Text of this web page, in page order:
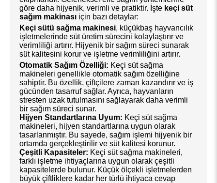
göre daha hijyenik, verimli ve pratiktir. İşte keçi süt
sağım makinası için bazı detaylar:
Keçi sütü sağma makinesi, küçükbaş hayvancılık
işletmelerinde süt üretim sürecini kolaylaştırır ve
verimliliği artırır. Hijyenik bir sağım süreci sunarak
süt kalitesini korur ve işletme verimliliğini artırır.
Otomatik Sağım Özelliği: Keçi süt sağma
makineleri genellikle otomatik sağım özelliğine
sahiptir. Bu özellik, çiftçilere zaman kazandırır ve iş
gücünden tasarruf sağlar. Ayrıca, hayvanların
stresten uzak tutulmasını sağlayarak daha verimli
bir sağım süreci sunar.
Hijyen Standartlarına Uyum: Keçi süt sağma
makineleri, hijyen standartlarına uygun olarak
tasarlanmıştır. Bu sayede, sağım işlemi hijyenik bir
ortamda gerçekleştirilir ve süt kalitesi korunur.
Çeşitli Kapasiteler: Keçi süt sağma makineleri,
farklı işletme ihtiyaçlarına uygun olarak çeşitli
kapasitelerde bulunur. Küçük ölçekli işletmelerden
büyük çiftliklere kadar her türlü ihtiyaca cevap